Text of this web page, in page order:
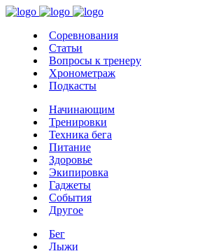
Соревнования
Статьи
Вопросы к тренеру
Хронометраж
Подкасты
Начинающим
Тренировки
Техника бега
Питание
Здоровье
Экипировка
Гаджеты
События
Другое
Бег
Лыжи